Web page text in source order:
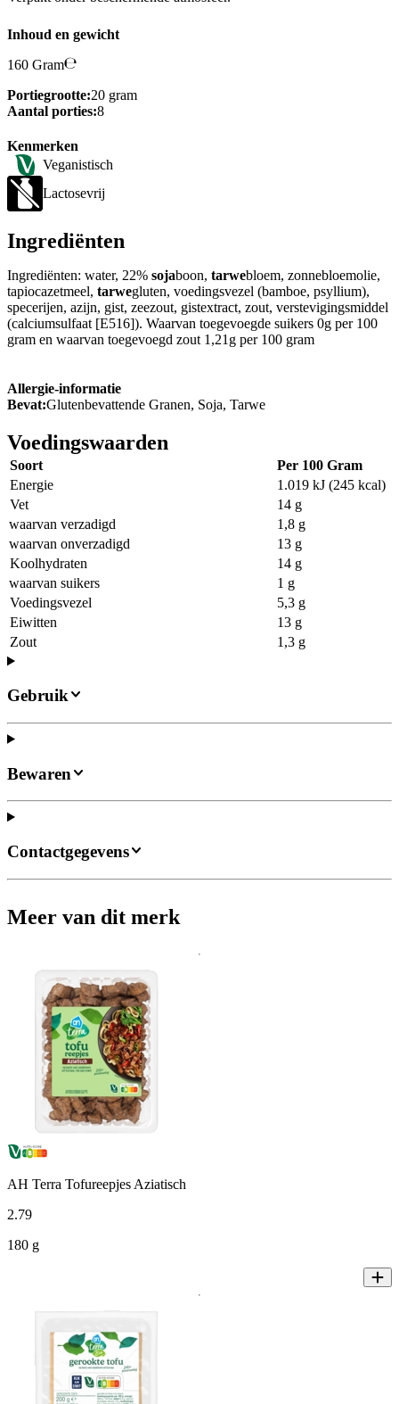
Inhoud en gewicht
160 Gram
Portiegrootte:20 gram
Aantal porties:8
Kenmerken
Veganistisch
Lactosevrij
Ingrediënten
Ingrediënten: water, 22% sojaboon, tarwebloem, zonnebloemolie,
tapiocazetmeel, tarwegluten, voedingsvezel (bamboe, psyllium),
specerijen, azijn, gist, zeezout, gistextract, zout, verstevigingsmiddel
(calciumsulfaat [E516]). Waarvan toegevoegde suikers 0g per 100
gram en waarvan toegevoegd zout 1,21g per 100 gram
Allergie-informatie
Bevat:Glutenbevattende Granen, Soja, Tarwe
Voedingswaarden
Soort
Per 100 Gram
Energie
1.019 kJ (245 kcal)
Vet
14 g
waarvan verzadigd
1,8 g
waarvan onverzadigd
13 g
Koolhydraten
14 g
waarvan suikers
1 g
Voedingsvezel
5,3 g
Eiwitten
13 g
Zout
1,3 g
Gebruik
Bewaren
Contactgegevens
Meer van dit merk
AH Terra Tofureepjes Aziatisch
2.79
180 g